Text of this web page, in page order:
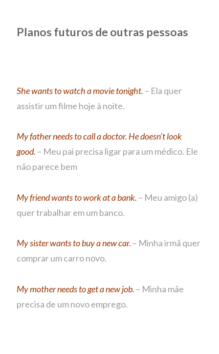
Planos futuros de outras pessoas
She wants to watch a movie tonight. – Ela quer
assistir um filme hoje à noite.
My father needs to call a doctor. He doesn’t look
good. – Meu pai precisa ligar para um médico. Ele
não parece bem
My friend wants to work at a bank. – Meu amigo (a)
quer trabalhar em um banco.
My sister wants to buy a new car. – Minha irmã quer
comprar um carro novo.
My mother needs to get a new job. – Minha mãe
precisa de um novo emprego.